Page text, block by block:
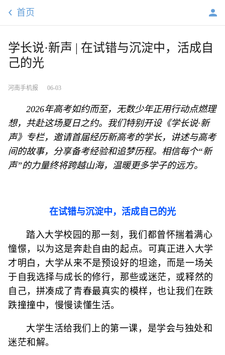
首页
学长说·新声 | 在试错与沉淀中，活成自
己的光
河南手机报 06-03
2026年高考如约而至，无数少年正用行动点燃理
想，共赴这场夏日之约。我们特别开设《学长说·新
声》专栏，邀请首届经历新高考的学长，讲述与高考
间的故事，分享备考经验和追梦历程。相信每个“新
声”的力量终将跨越山海，温暖更多学子的远方。
在试错与沉淀中，活成自己的光
踏入大学校园的那一刻，我们都曾怀揣着满心
憧憬，以为这是奔赴自由的起点。可真正进入大学
才明白，大学从来不是预设好的坦途，而是一场关
于自我选择与成长的修行，那些或迷茫，或释然的
自己，拼凑成了青春最真实的模样，也让我们在跌
跌撞撞中，慢慢读懂生活。
大学生活给我们上的第一课，是学会与独处和
迷茫和解。